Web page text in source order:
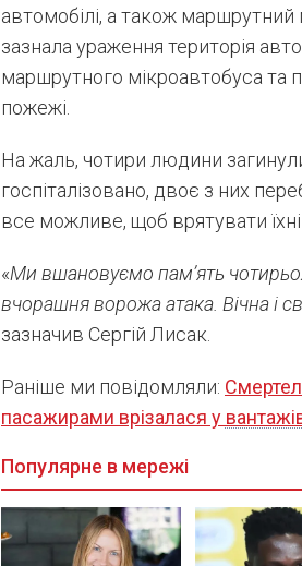
автомобілі, а також маршрутний
зазнала ураження територія
маршрутного мікроавтобуса та
пожежі.
На жаль, чотири людини
госпіталізовано, двоє з них
все можливе, щоб врятувати
«Ми вшановуємо пам’ять
вчорашня ворожа атака. Вічна і
зазначив Сергій Лисак.
Раніше ми повідомляли:
пасажирами врізалася у